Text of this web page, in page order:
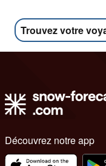
Trouvez votre
Découvrez notre app